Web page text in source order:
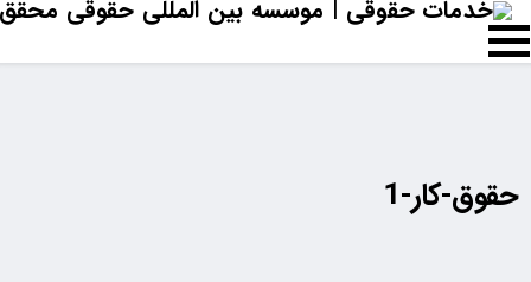
حقوق-کار-1